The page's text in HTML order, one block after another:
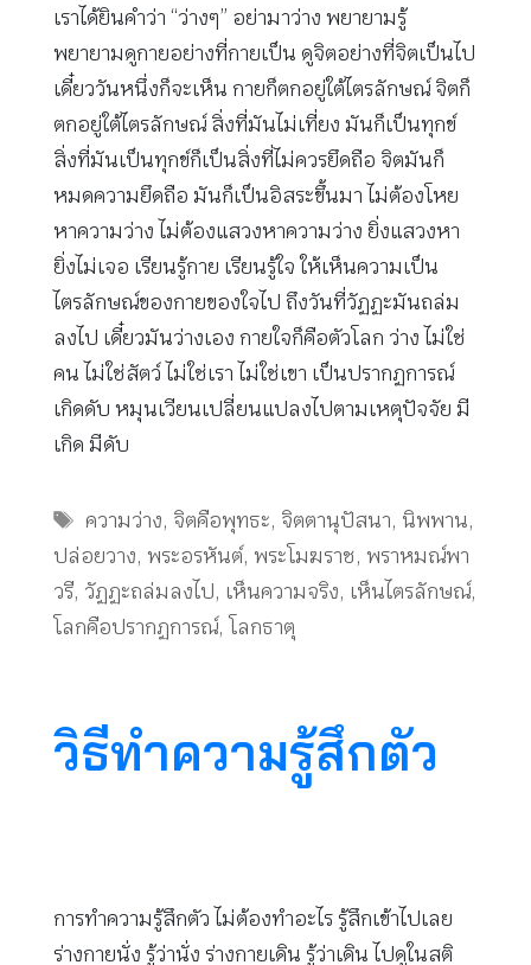
เราได้ยินคำว่า “ว่างๆ” อย่ามาว่าง พยายามรู้
พยายามดูกายอย่างที่กายเป็น ดูจิตอย่างที่จิตเป็นไป
เดี๋ยววันหนึ่งก็จะเห็น กายก็ตกอยู่ใต้ไตรลักษณ์ จิตก็
ตกอยู่ใต้ไตรลักษณ์ สิ่งที่มันไม่เที่ยง มันก็เป็นทุกข์
สิ่งที่มันเป็นทุกข์ก็เป็นสิ่งที่ไม่ควรยึดถือ จิตมันก็
หมดความยึดถือ มันก็เป็นอิสระขึ้นมา ไม่ต้องโหย
หาความว่าง ไม่ต้องแสวงหาความว่าง ยิ่งแสวงหา
ยิ่งไม่เจอ เรียนรู้กาย เรียนรู้ใจ ให้เห็นความเป็น
ไตรลักษณ์ของกายของใจไป ถึงวันที่วัฏฏะมันถล่ม
ลงไป เดี๋ยวมันว่างเอง กายใจก็คือตัวโลก ว่าง ไม่ใช่
คน ไม่ใช่สัตว์ ไม่ใช่เรา ไม่ใช่เขา เป็นปรากฏการณ์
เกิดดับ หมุนเวียนเปลี่ยนแปลงไปตามเหตุปัจจัย มี
เกิด มีดับ
Tags
ความว่าง, จิตคือพุทธะ, จิตตานุปัสนา, นิพพาน,
ปล่อยวาง, พระอรหันต์, พระโมฆราช, พราหมณ์พา
วรี, วัฏฏะถล่มลงไป, เห็นความจริง, เห็นไตรลักษณ์,
โลกคือปรากฏการณ์, โลกธาตุ
วิธีทำความรู้สึกตัว
การทำความรู้สึกตัว ไม่ต้องทำอะไร รู้สึกเข้าไปเลย
ร่างกายนั่ง รู้ว่านั่ง ร่างกายเดิน รู้ว่าเดิน ไปดูในสติ